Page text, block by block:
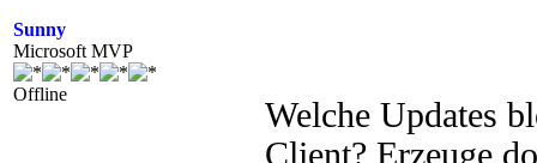
Sunny
Microsoft MVP
Offline
Welche Updates
Client? Erzeuge